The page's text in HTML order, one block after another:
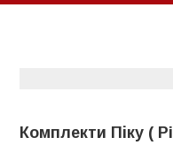
Комплекти Піку (